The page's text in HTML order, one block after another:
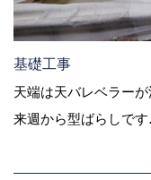
基礎工事
天端は天バレベラー
来週から型ばらしです